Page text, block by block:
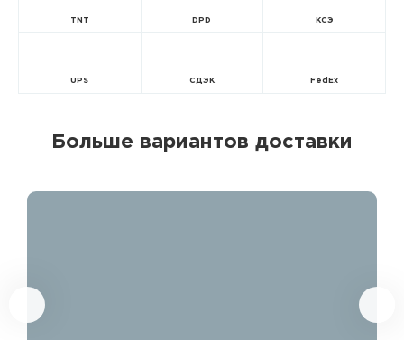
TNT DPD КСЭ
UPS СДЭК FedEx
Больше вариантов доставки